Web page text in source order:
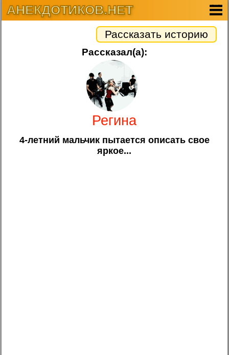
АНЕКДОТИКОВ.НЕТ
Рассказать историю
Рассказал(а):
Регина
4-летний мальчик пытается описать свое
яркое...